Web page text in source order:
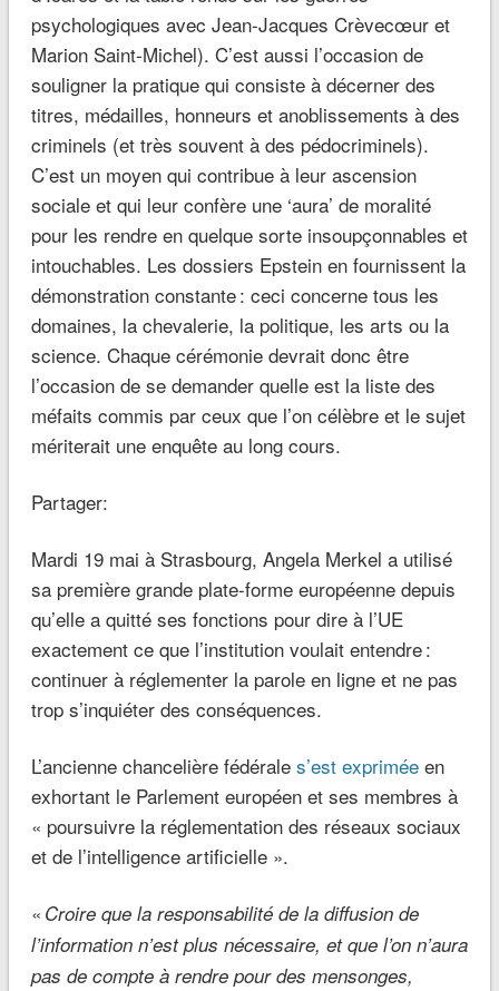
psychologiques avec Jean-Jacques Crèvecœur et
Marion Saint-Michel). C’est aussi l’occasion de
souligner la pratique qui consiste à décerner des
titres, médailles, honneurs et anoblissements à des
criminels (et très souvent à des pédocriminels).
C’est un moyen qui contribue à leur ascension
sociale et qui leur confère une ‘aura’ de moralité
pour les rendre en quelque sorte insoupçonnables et
intouchables. Les dossiers Epstein en fournissent la
démonstration constante : ceci concerne tous les
domaines, la chevalerie, la politique, les arts ou la
science. Chaque cérémonie devrait donc être
l’occasion de se demander quelle est la liste des
méfaits commis par ceux que l’on célèbre et le sujet
mériterait une enquête au long cours.
Partager:
Mardi 19 mai à Strasbourg, Angela Merkel a utilisé
sa première grande plate-forme européenne depuis
qu’elle a quitté ses fonctions pour dire à l’UE
exactement ce que l’institution voulait entendre :
continuer à réglementer la parole en ligne et ne pas
trop s’inquiéter des conséquences.
L’ancienne chancelière fédérale s’est exprimée en
exhortant le Parlement européen et ses membres à
« poursuivre la réglementation des réseaux sociaux
et de l’intelligence artificielle ».
« Croire que la responsabilité de la diffusion de
l’information n’est plus nécessaire, et que l’on n’aura
pas de compte à rendre pour des mensonges,